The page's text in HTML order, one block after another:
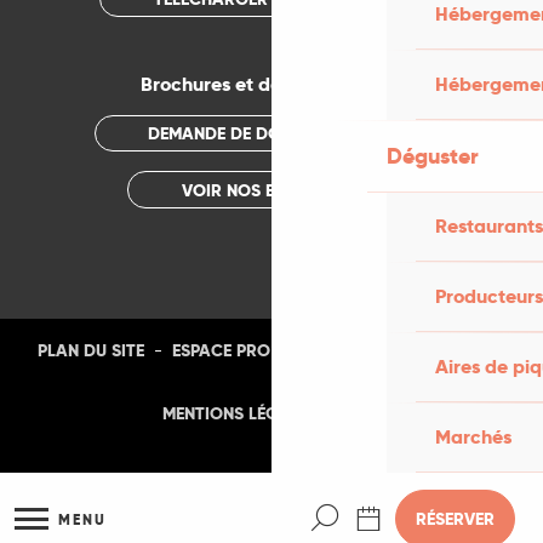
MENU
Déguster
Aires de
Marchés
RÉSERVER
Recherche
Brochures et documentations
DEMANDE DE DOCUMENTATION
VOIR NOS BROCHURES
PLAN DU SITE - ESPACE PRO
MENTIONS LÉGALES